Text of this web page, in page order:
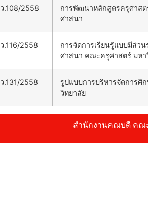
ว.108/2558
การพัฒนาหลักสูตรครุศาส
ศาสนา
ว.116/2558
การจัดการเรียนรู้แบบมีส่ว
ศาสนา คณะครุศาสตร์ มห
ว.131/2558
รูปแบบการบริหารจัดการศึ
วิทยาลัย
สำนักงานคณบดี